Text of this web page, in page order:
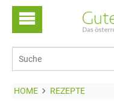
HOME REZEPTE